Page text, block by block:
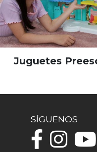
Juguetes
SÍGUENOS